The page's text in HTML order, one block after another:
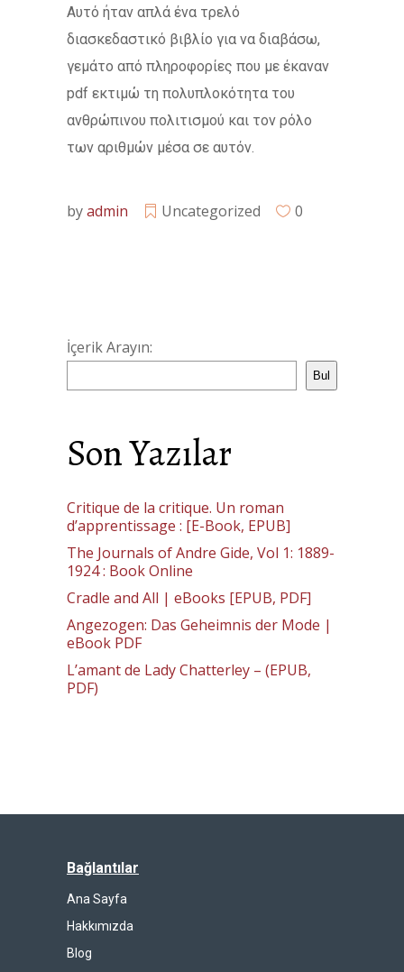
Αυτό ήταν απλά ένα τρελό
διασκεδαστικό βιβλίο για να διαβάσω,
γεμάτο από πληροφορίες που με έκαναν
pdf εκτιμώ τη πολυπλοκότητα του
ανθρώπινου πολιτισμού και τον ρόλο
των αριθμών μέσα σε αυτόν.
byadmin Uncategorized 0
İçerik Arayın:
Bul
Son Yazılar
Critique de la critique. Un roman
d’apprentissage : [E-Book, EPUB]
The Journals of Andre Gide, Vol 1: 1889-
1924 : Book Online
Cradle and All | eBooks [EPUB, PDF]
Angezogen: Das Geheimnis der Mode |
eBook PDF
L’amant de Lady Chatterley – (EPUB,
PDF)
Bağlantılar
Ana Sayfa
Hakkımızda
Blog